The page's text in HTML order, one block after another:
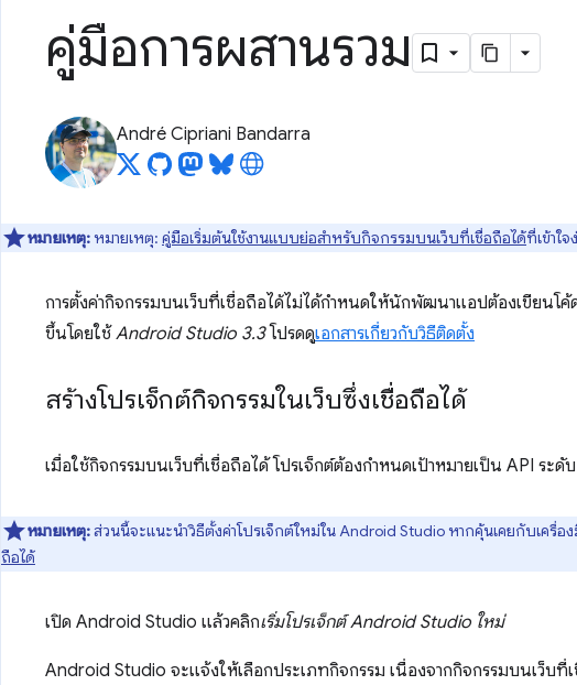
คู่มือการผสานรวม
André Cipriani Bandarra
หมายเหตุ: หมายเหตุ: คู่มือเริ่มต้นใช้งานแบบย่อสำหรับกิจกรรมบนเว็บที่เชื่อถือได้ที่เข้าใ
การตั้งค่ากิจกรรมบนเว็บที่เชื่อถือได้ไม่ได้กำหนดให้นักพัฒนาแอปต้องเขียนโ
ขึ้นโดยใช้ Android Studio 3.3โปรดดูเอกสารเกี่ยวกับวิธีติดตั้ง
สร้างโปรเจ็กต์กิจกรรมในเว็บซึ่งเชื่อถือได้
เมื่อใช้กิจกรรมบนเว็บที่เชื่อถือได้ โปรเจ็กต์ต้องกำหนดเป้าหมายเป็น API ระดั
หมายเหตุ:ส่วนนี้จะแนะนำวิธีตั้งค่าโปรเจ็กต์ใหม่ใน Android Studio หากคุ้นเคยกับเครื่อ
ถือได้
เปิด Android Studio แล้วคลิกเริ่มโปรเจ็กต์ Android Studio ใหม่
Android Studio จะแจ้งให้เลือกประเภทกิจกรรม เนื่องจากกิจกรรมบนเว็บ